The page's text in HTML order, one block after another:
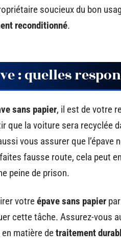
soucieux du bon
reconditionné.
: quelles
sans papier, il est de votre
que la voiture sera recyclée
vous assurer que
fausse route, cela peut
peine de prison.
votreépave sans papier
cette tâche. Assurez-vous
matière detraitement